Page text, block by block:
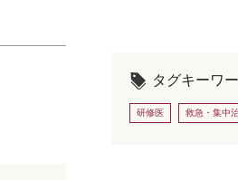
タグキーワ
研修医 救急・集中